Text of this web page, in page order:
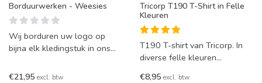
Borduurwerken - Weesies
Wij borduren uw logo op
bijna elk kledingstuk in ons
krijgt hierdoor e
€21,95 excl. btw
Tricorp T190 T-Shirt in Felle
Kleuren
T190 T-shirt van Tricorp. In
diverse felle kleuren
€8,95 excl. btw